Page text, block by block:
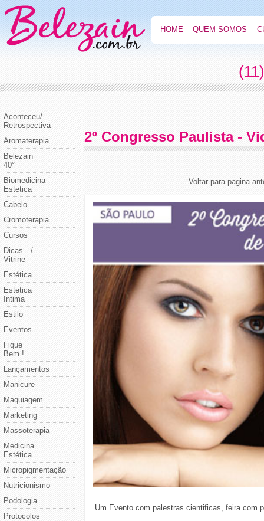
HOME QUEM SOMOS
Aconteceu/
Retrospectiva
Aromaterapia
Belezain
40°
Biomedicina
Estetica
Cabelo
Cromoterapia
Cursos
Dicas /
Vitrine
Estética
Estetica
Intima
Estilo
Eventos
Fique
Bem !
Lançamentos
Manicure
Maquiagem
Marketing
Massoterapia
Medicina
Estética
Micropigmentação
Nutricionismo
Podologia
Protocolos
2º Congresso Paulista -
Voltar para pagina
Um Evento com palestras cientificas, feira com